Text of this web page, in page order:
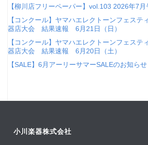
【柳川店フリーペーパー】vol.103 2026年7月
【コンクール】ヤマハエレクトーンフェス
器店大会 結果速報 6月21日（日）
【コンクール】ヤマハエレクトーンフェス
器店大会 結果速報 6月20日（土）
【SALE】6月アーリーサマーSALEのお知らせ
小川楽器株式会社